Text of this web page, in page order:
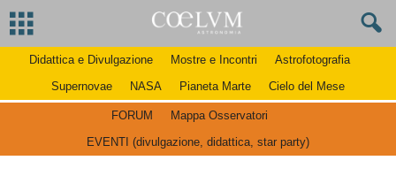
Didattica e Divulgazione Mostre e Incontri
Astrofotografia
Supernovae
NASA Pianeta Marte Cielo del Mese
FORUM
Mappa Osservatori
EVENTI (divulgazione, didattica, star party)